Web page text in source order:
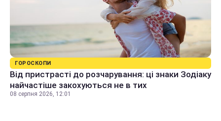
ГОРОСКОПИ
Від пристрасті до розчарування: ці знаки Зодіаку
найчастіше закохуються не в тих
08 серпня 2026, 12:01